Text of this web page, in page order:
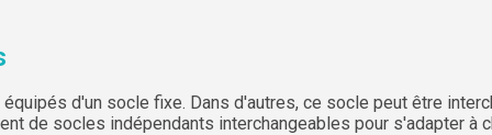
d'un socle fixe. Dans d'autres, ce socle peut être
de socles indépendants interchangeables pour s'adapter à